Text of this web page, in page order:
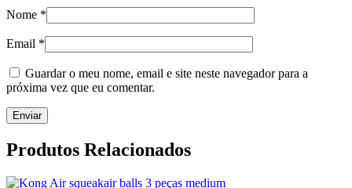
Nome *
Email *
Guardar o meu nome, email e site neste navegador para a
próxima vez que eu comentar.
Produtos Relacionados